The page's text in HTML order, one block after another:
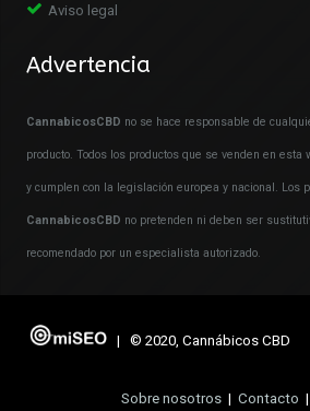
Aviso legal
Advertencia
CannabicosCBD no se hace responsable de
producto. Todos los productos que se venden en esta
y cumplen con la legislación europea y nacional. Los
CannabicosCBD no pretenden ni deben ser
recomendado por un especialista autorizado.
| © 2020, Cannábicos CBD
Sobre nosotros| Contacto